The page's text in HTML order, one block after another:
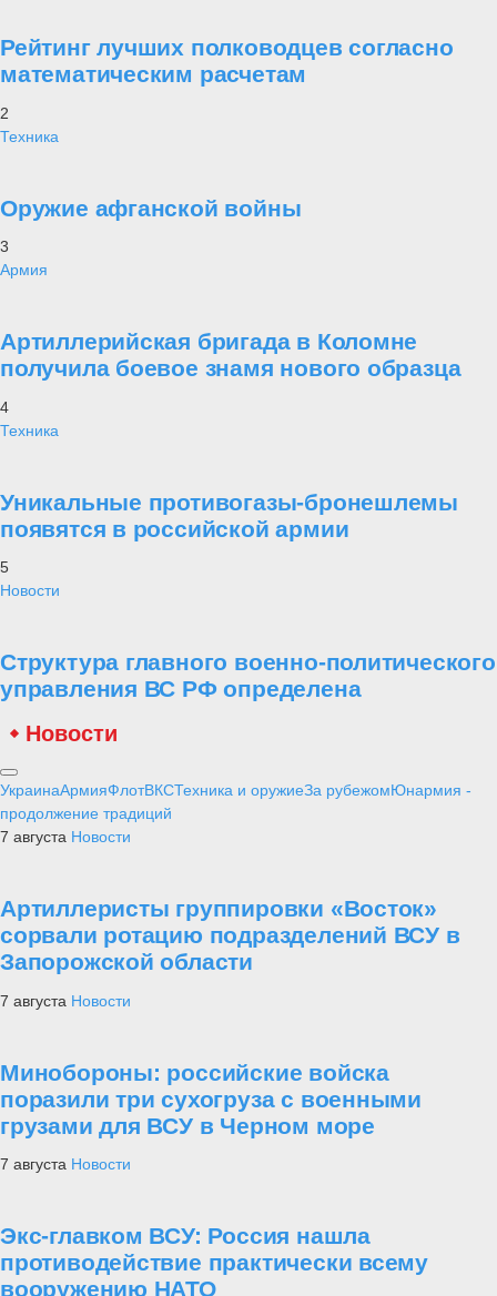
Воздушный флот Украины был усилен благодаря НАТО и
европейским союзникам, которые предоставили в общей
сложности 45 Су-25 и МиГ-29. Однако бедственное положение
украинских ВВС выходит за рамки простой игры с цифрами.
#ВПК #НАТО
«Анти Россия» - неужели это реальность? Как удалось бесполому
за печенки его совесть, вложить в его руку нож?! Посему за общим
братским прошлым многих поколений, появился Иуда? Понимая
поставленные выше вопросы, разобраться в истинных причинах
событий, удостовериться и укрепиться в правоте и обоснованности
действий России на Украине.
28 января
⑬ Неожиданная перспектива для
западной техники
1
Рейтинг лучших полководцев согласно
математическим расчетам
Техника
Армия
Артиллерийская бригада в Коломне
получила боевое знамя нового образца
Техника
появятся в российской армии
Новости